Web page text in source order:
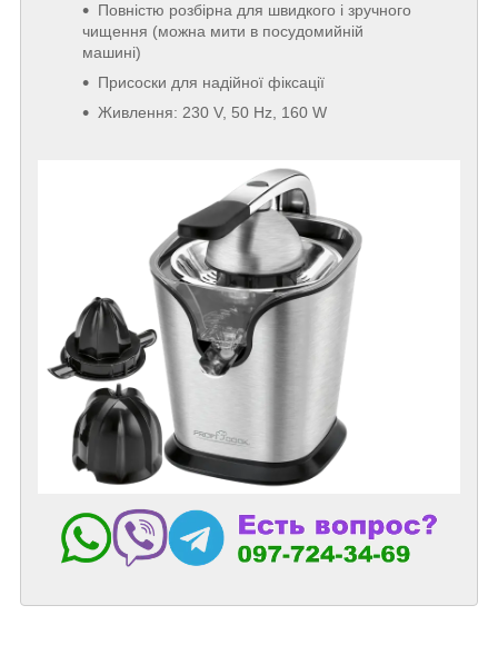
Повністю розбірна для швидкого і зручного
чищення (можна мити в посудомийній
машині)
Присоски для надійної фіксації
Живлення: 230 V, 50 Hz, 160 W